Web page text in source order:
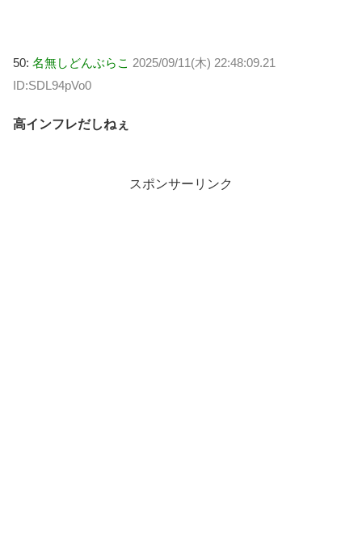
50: 名無しどんぶらこ 2025/09/11(木) 22:48:09.21
ID:SDL94pVo0
高インフレだしねぇ
スポンサーリンク